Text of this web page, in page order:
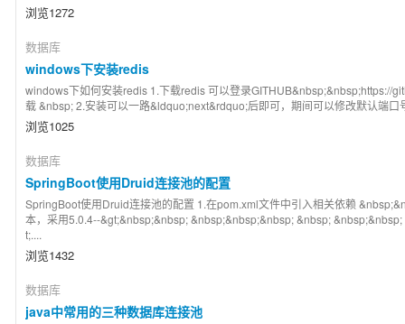
浏览1272
数据库
windows下安装redis
windows下如何安装redis 1.下载redis 可以登录GITHUB&nbsp;&nbsp;https://
载 &nbsp; 2.安装可以一路&ldquo;next&rdquo;后即可，期间可以修改默认端口
浏览1025
数据库
SpringBoot使用Druid连接池的配置
SpringBoot使用Druid连接池的配置 1.在pom.xml文件中引入相关依赖
本，采用5.0.4--&gt;&nbsp;&nbsp; &nbsp;&nbsp;&nbsp; &nbsp;
t;....
浏览1432
数据库
java中常用的三种数据库连接池